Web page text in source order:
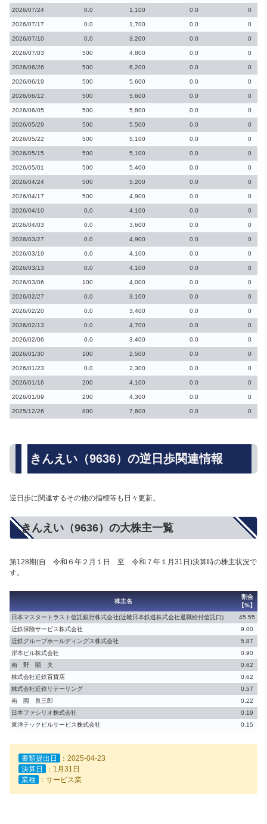
2026/07/24 0.0 1,100 0.0 0
2026/07/17 0.0 1,700 0.0 0
2026/07/10 0.0 3,200 0.0 0
2026/07/03 500 4,800 0.0 0
2026/06/26 500 6,200 0.0 0
2026/06/19 500 5,600 0.0 0
2026/06/12 500 5,600 0.0 0
2026/06/05 500 5,800 0.0 0
2026/05/29 500 5,500 0.0 0
2026/05/22 500 5,100 0.0 0
2026/05/15 500 5,100 0.0 0
2026/05/01 500 5,400 0.0 0
2026/04/24 500 5,200 0.0 0
2026/04/17 500 4,900 0.0 0
2026/04/10 0.0 4,100 0.0 0
2026/04/03 0.0 3,600 0.0 0
2026/03/27 0.0 4,900 0.0 0
2026/03/19 0.0 4,100 0.0 0
2026/03/13 0.0 4,100 0.0 0
2026/03/06 100 4,000 0.0 0
2026/02/27 0.0 3,100 0.0 0
2026/02/20 0.0 3,400 0.0 0
2026/02/13 0.0 4,700 0.0 0
2026/02/06 0.0 3,400 0.0 0
2026/01/30 100 2,500 0.0 0
2026/01/23 0.0 2,300 0.0 0
2026/01/16 200 4,100 0.0 0
2026/01/09 200 4,300 0.0 0
2025/12/26 800 7,600 0.0 0
きんえい（9636）の逆日歩関連情報
逆日歩に関連するその他の指標等も日々更新。
きんえい（9636）の大株主一覧
第128期(自 令和６年２月１日 至 令和７年１月31日)決算時の株主状況で
す。
株主名
割合
【%】
日本マスタートラスト信託銀行株式会社(近畿日本鉄道株式会社退職給付信託口)
45.55
近鉄保険サービス株式会社
9.00
近鉄グループホールディングス株式会社
5.87
岸本ビル株式会社
0.90
南 野 顕 夫
0.62
株式会社近鉄百貨店
0.62
株式会社近鉄リテーリング
0.57
南 園 良三郎
0.22
日本ファシリオ株式会社
0.19
東洋テックビルサービス株式会社
0.15
書類提出日
：2025-04-23
決算日
：1月31日
業種
：サービス業